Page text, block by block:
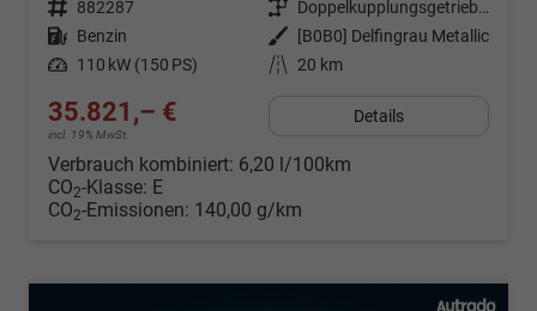
Fahrzeugnr. 882287 Getriebe
Doppelkupplungsgetriebe (DSG)
Kraftstoff Benzin Außenfarbe
[B0B0] Delfingrau Metallic
Leistung 110 kW (150 PS) Kilometerstand 20 km
35.821,– €
incl. 19% MwSt.
Details
Verbrauch kombiniert: 6,20 l/100km
CO2-Klasse: E
CO2-Emissionen: 140,00 g/km